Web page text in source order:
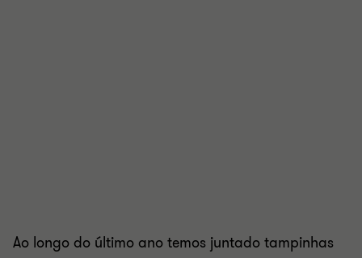
Ao longo do último ano temos juntado tampinhas